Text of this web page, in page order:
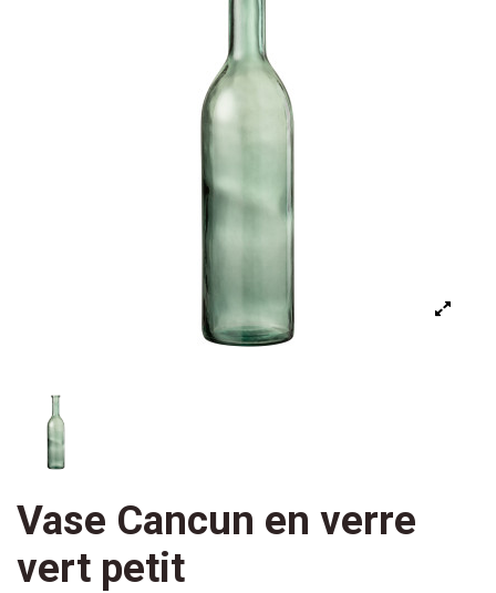
Vase Cancun en verre
vert petit